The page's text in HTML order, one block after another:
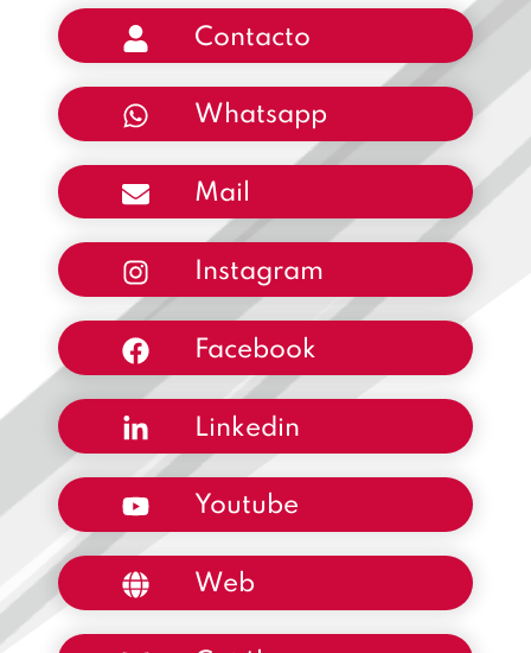
Contacto
Whatsapp
Mail
Instagram
Facebook
Linkedin
Youtube
Web